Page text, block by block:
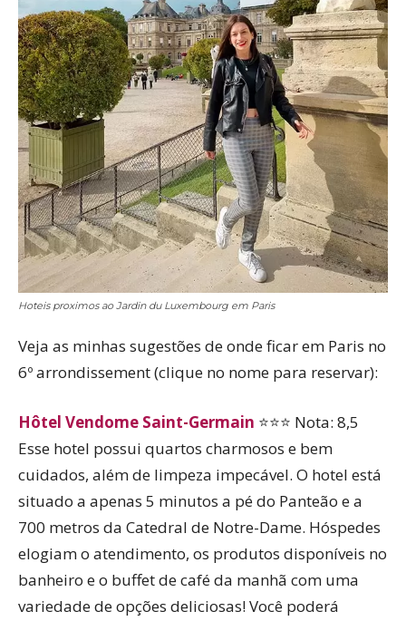
Hoteis proximos ao Jardin du Luxembourg em Paris
Veja as minhas sugestões de onde ficar em Paris no
6º arrondissement (clique no nome para reservar):
Hôtel Vendome Saint-Germain ⭐⭐⭐ Nota: 8,5
Esse hotel possui quartos charmosos e bem
cuidados, além de limpeza impecável. O hotel está
situado a apenas 5 minutos a pé do Panteão e a
700 metros da Catedral de Notre-Dame. Hóspedes
elogiam o atendimento, os produtos disponíveis no
banheiro e o buffet de café da manhã com uma
variedade de opções deliciosas! Você poderá